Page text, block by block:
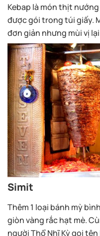
được gói trong túi giấy.
đơn giản nhưng mùi vị
Simit
giòn vàng rắc hạt mè.
người Thổ Nhĩ Kỳ gọi tên